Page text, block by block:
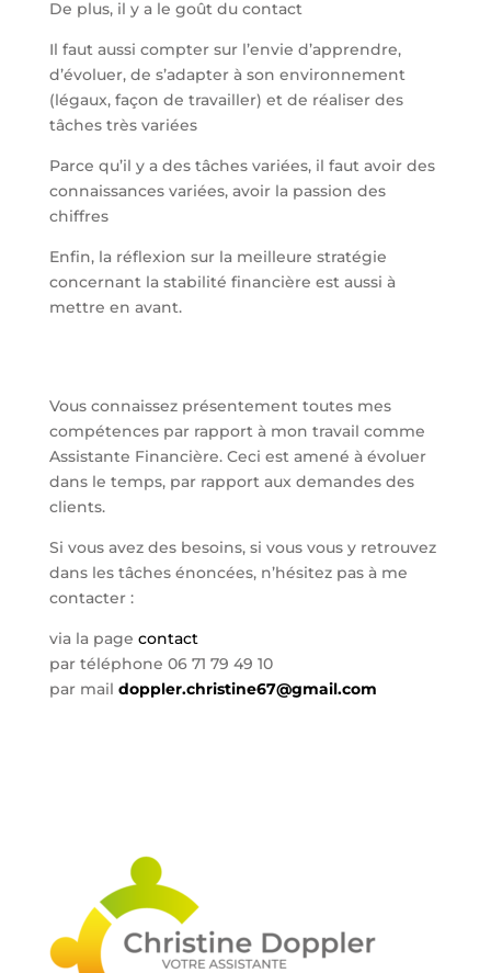
De plus, il y a le goût du contact
Il faut aussi compter sur l’envie d’apprendre,
d’évoluer, de s’adapter à son environnement
(légaux, façon de travailler) et de réaliser des
tâches très variées
Parce qu’il y a des tâches variées, il faut avoir des
connaissances variées, avoir la passion des
chiffres
Enfin, la réflexion sur la meilleure stratégie
concernant la stabilité financière est aussi à
mettre en avant.
Vous connaissez présentement toutes mes
compétences par rapport à mon travail comme
Assistante Financière. Ceci est amené à évoluer
dans le temps, par rapport aux demandes des
clients.
Si vous avez des besoins, si vous vous y retrouvez
dans les tâches énoncées, n’hésitez pas à me
contacter :
via la page contact
par téléphone 06 71 79 49 10
par mail doppler.christine67@gmail.com